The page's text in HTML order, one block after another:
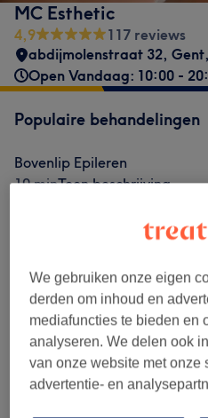
MC Esthetic
4,9
117 reviews
abdijmolenstraat 32, Gent,
Open Vandaag: 10:00 -
Populaire behandelingen
Bovenlip Epileren
10 minToon beschrijving
Toon beschrijving
Bovenlip + kin epileren
15 minToon beschrijving
Bovenlip
15 minToon beschrijving
Wimpers verwijderen
Toon beschrijving
We gebruiken onze eigen
derden om inhoud en
mediafuncties te bieden en
analyseren. We delen ook
van onze website met onze
advertentie- en